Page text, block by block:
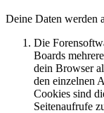
Deine Daten werden
Die
Boards
dein Browser
den einzelnen
Cookies sind
Seitenaufrufe